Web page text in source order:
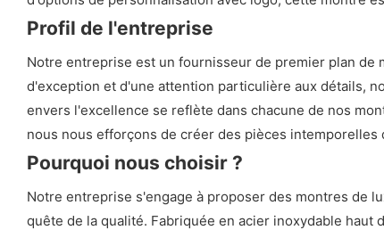
Profil de l'entreprise
Notre entreprise est un fournisseur de premier plan de
d'exception et d'une attention particulière aux détails,
envers l'excellence se reflète dans chacune de nos
nous nous efforçons de créer des pièces
Pourquoi nous choisir ?
Notre entreprise s'engage à proposer des montres de
quête de la qualité. Fabriquée en acier inoxydable